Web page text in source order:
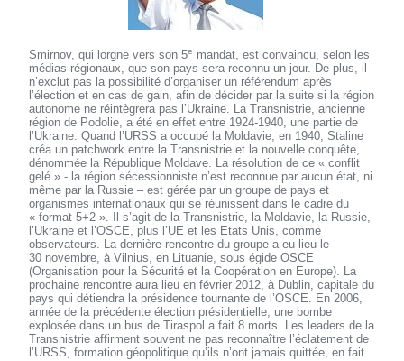
Smirnov, qui lorgne vers son 5e mandat, est convaincu, selon les
médias régionaux, que son pays sera reconnu un jour. De plus, il
n’exclut pas la possibilité d’organiser un référendum après
l’élection et en cas de gain, afin de décider par la suite si la région
autonome ne réintègrera pas l’Ukraine. La Transnistrie, ancienne
région de Podolie, a été en effet entre 1924-1940, une partie de
l’Ukraine. Quand l’URSS a occupé la Moldavie, en 1940, Staline
créa un patchwork entre la Transnistrie et la nouvelle conquête,
dénommée la République Moldave. La résolution de ce « conflit
gelé » - la région sécessionniste n’est reconnue par aucun état, ni
même par la Russie – est gérée par un groupe de pays et
organismes internationaux qui se réunissent dans le cadre du
« format 5+2 ». Il s’agit de la Transnistrie, la Moldavie, la Russie,
l’Ukraine et l’OSCE, plus l’UE et les Etats Unis, comme
observateurs. La dernière rencontre du groupe a eu lieu le
30 novembre, à Vilnius, en Lituanie, sous égide OSCE
(Organisation pour la Sécurité et la Coopération en Europe). La
prochaine rencontre aura lieu en février 2012, à Dublin, capitale du
pays qui détiendra la présidence tournante de l’OSCE. En 2006,
année de la précédente élection présidentielle, une bombe
explosée dans un bus de Tiraspol a fait 8 morts. Les leaders de la
Transnistrie affirment souvent ne pas reconnaître l’éclatement de
l’URSS, formation géopolitique qu’ils n’ont jamais quittée, en fait.